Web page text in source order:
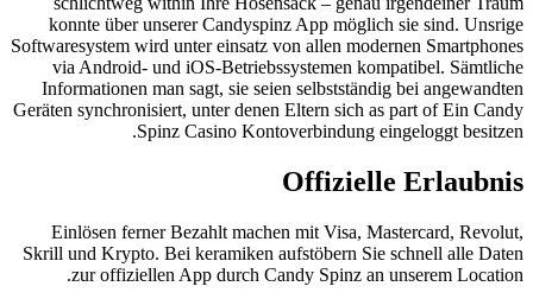
konnte über unserer Candyspinz App möglich sie sind. Unsrige
Softwaresystem wird unter einsatz von allen modernen Smartphones
via Android- und iOS-Betriebssystemen kompatibel. Sämtliche
Informationen man sagt, sie seien selbstständig bei angewandten
Geräten synchronisiert, unter denen Eltern sich as part of Ein Candy
Spinz Casino Kontoverbindung eingeloggt besitzen.
Offizielle Erlaubnis
Einlösen ferner Bezahlt machen mit Visa, Mastercard, Revolut,
Skrill und Krypto. Bei keramiken aufstöbern Sie schnell alle Daten
zur offiziellen App durch Candy Spinz an unserem Location.